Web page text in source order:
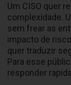
Um CISO quer
complexidade.
sem frear as
impacto de
quer traduzir
Para esse
responder